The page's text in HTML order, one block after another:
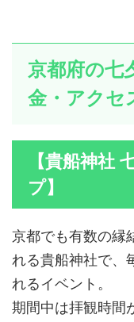
京都府の七
金・アクセ
【貴船神社
プ】
京都でも有数の縁
れる貴船神社で、
れるイベント。
期間中は拝観時間